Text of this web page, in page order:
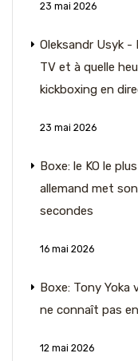
23 mai 2026
Oleksandr Usyk -
TV et à quelle
kickboxing en
23 mai 2026
Boxe: le KO le
allemand met
secondes
16 mai 2026
Boxe: Tony Yoka
ne connaît pas
12 mai 2026